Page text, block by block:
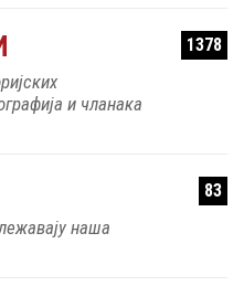
1378
и чланака
83
наша